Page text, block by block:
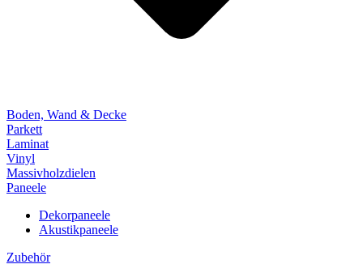
Boden, Wand & Decke
Parkett
Laminat
Vinyl
Massivholzdielen
Paneele
Dekorpaneele
Akustikpaneele
Zubehör